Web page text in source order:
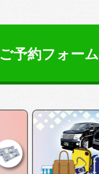
ご予約フォーム